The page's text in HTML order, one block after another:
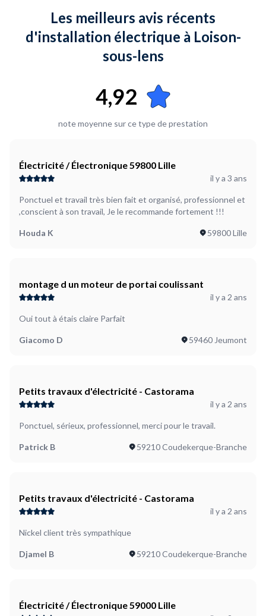
Les meilleurs avis récents
d'installation électrique à Loison-
sous-lens
4,92
note moyenne sur ce type de prestation
Électricité / Électronique 59800 Lille
il y a 3 ans
Ponctuel et travail très bien fait et organisé, professionnel et
,conscient à son travail, Je le recommande fortement !!!
Houda K 59800 Lille
montage d un moteur de portai coulissant
il y a 2 ans
Oui tout à étais claire Parfait
Giacomo D 59460 Jeumont
Petits travaux d'électricité - Castorama
il y a 2 ans
Ponctuel, sérieux, professionnel, merci pour le travail.
Patrick B 59210 Coudekerque-Branche
Petits travaux d'électricité - Castorama
il y a 2 ans
Nickel client très sympathique
Djamel B 59210 Coudekerque-Branche
Électricité / Électronique 59000 Lille